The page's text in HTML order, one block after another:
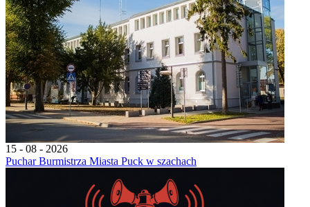
15 - 08 - 2026
Puchar Burmistrza Miasta Puck w szachach